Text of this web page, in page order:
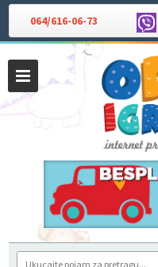
064/616-06-73